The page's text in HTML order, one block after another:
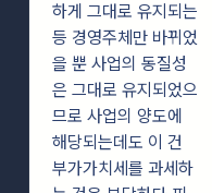
하게 그대로 유지되는
등 경영주체만 바뀌었
을 뿐 사업의 동질성
은 그대로 유지되었으
므로 사업의 양도에
해당되는데도 이 건
부가가치세를 과세하